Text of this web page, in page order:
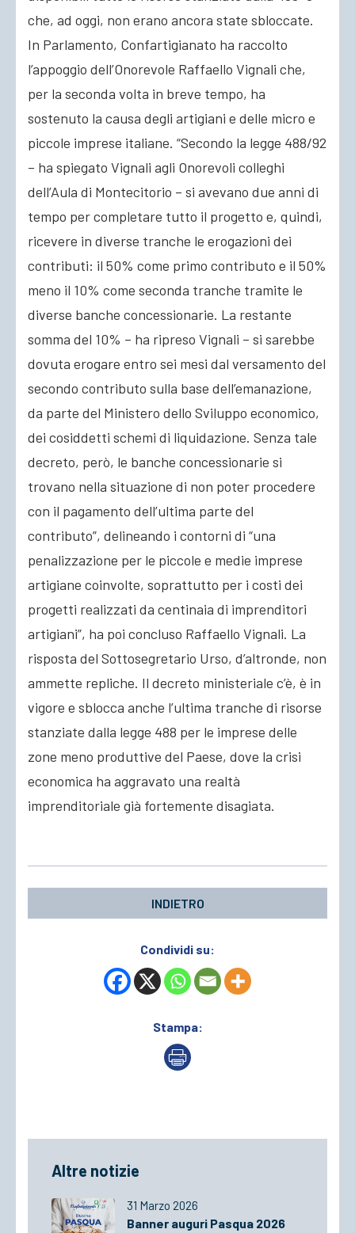
che, ad oggi, non erano ancora state sbloccate.
In Parlamento, Confartigianato ha raccolto
l’appoggio dell’Onorevole Raffaello Vignali che,
per la seconda volta in breve tempo, ha
sostenuto la causa degli artigiani e delle micro e
piccole imprese italiane. “Secondo la legge 488/92
– ha spiegato Vignali agli Onorevoli colleghi
dell’Aula di Montecitorio – si avevano due anni di
tempo per completare tutto il progetto e, quindi,
ricevere in diverse tranche le erogazioni dei
contributi: il 50% come primo contributo e il 50%
meno il 10% come seconda tranche tramite le
diverse banche concessionarie. La restante
somma del 10% – ha ripreso Vignali – si sarebbe
dovuta erogare entro sei mesi dal versamento del
secondo contributo sulla base dell’emanazione,
da parte del Ministero dello Sviluppo economico,
dei cosiddetti schemi di liquidazione. Senza tale
decreto, però, le banche concessionarie si
trovano nella situazione di non poter procedere
con il pagamento dell’ultima parte del
contributo”, delineando i contorni di “una
penalizzazione per le piccole e medie imprese
artigiane coinvolte, soprattutto per i costi dei
progetti realizzati da centinaia di imprenditori
artigiani”, ha poi concluso Raffaello Vignali. La
risposta del Sottosegretario Urso, d’altronde, non
ammette repliche. Il decreto ministeriale c’è, è in
vigore e sblocca anche l’ultima tranche di risorse
stanziate dalla legge 488 per le imprese delle
zone meno produttive del Paese, dove la crisi
economica ha aggravato una realtà
imprenditoriale già fortemente disagiata.
INDIETRO
Condividi su:
Stampa:
Altre notizie
31 Marzo 2026
Banner auguri Pasqua 2026